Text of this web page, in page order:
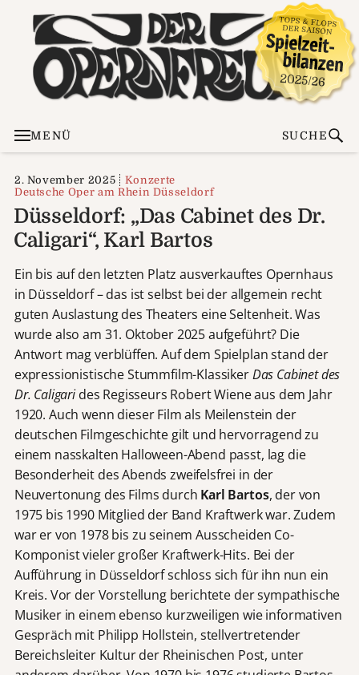
MENÜ SUCHE
2. November 2025
Konzerte
Deutsche Oper am Rhein Düsseldorf
Düsseldorf: „Das Cabinet des Dr.
Caligari“, Karl Bartos
Ein bis auf den letzten Platz ausverkauftes Opernhaus
in Düsseldorf – das ist selbst bei der allgemein recht
guten Auslastung des Theaters eine Seltenheit. Was
wurde also am 31. Oktober 2025 aufgeführt? Die
Antwort mag verblüffen. Auf dem Spielplan stand der
expressionistische Stummfilm-KlassikerDas Cabinet des
Dr. Caligarides Regisseurs Robert Wiene aus dem Jahr
1920. Auch wenn dieser Film als Meilenstein der
deutschen Filmgeschichte gilt und hervorragend zu
einem nasskalten Halloween-Abend passt, lag die
Besonderheit des Abends zweifelsfrei in der
Neuvertonung des Films durch Karl Bartos, der von
1975 bis 1990 Mitglied der Band Kraftwerk war. Zudem
war er von 1978 bis zu seinem Ausscheiden Co-
Komponist vieler großer Kraftwerk-Hits. Bei der
Aufführung in Düsseldorf schloss sich für ihn nun ein
Kreis. Vor der Vorstellung berichtete der sympathische
Musiker in einem ebenso kurzweiligen wie informativen
Gespräch mit Philipp Hollstein, stellvertretender
Bereichsleiter Kultur der Rheinischen Post, unter